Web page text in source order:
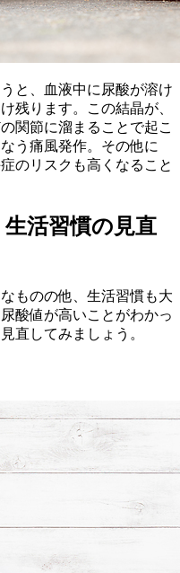
と、血液中に尿酸が溶け
残ります。この結晶が、
関節に溜まることで起こ
う痛風発作。その他に
のリスクも高くなること
活習慣の見直
ものの他、生活習慣も大
酸値が高いことがわかっ
直してみましょう。